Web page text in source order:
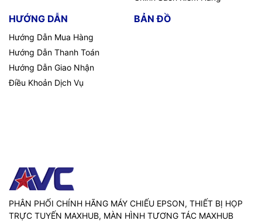
HƯỚNG DẪN
Hướng Dẫn Mua Hàng
Hướng Dẫn Thanh Toán
Hướng Dẫn Giao Nhận
Điều Khoản Dịch Vụ
BẢN ĐỒ
PHÂN PHỐI CHÍNH HÃNG MÁY CHIẾU EPSON, THIẾT BỊ HỌP
TRỰC TUYẾN MAXHUB, MÀN HÌNH TƯƠNG TÁC MAXHUB